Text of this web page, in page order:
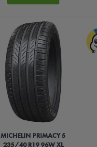
MICHELIN PRIMACY 5
235/40 R19 96W XL